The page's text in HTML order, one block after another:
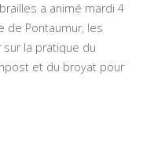
a animé mardi 4
de Pontaumur, les
la pratique du
et du broyat pour